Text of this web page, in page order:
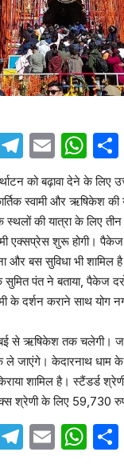
Telegram
Email
को बढ़ावा देने के लिए
स्वामी और ऋषिकेश
स्थलों की यात्रा के लिए
एक्सप्रेस शुरू होगी।
और बस सुविधा भी शामिल
पंत ने बताया, पैकेज
के दर्शन कराने साथ
से ऋषिकेश तक चलेगी।
ले जाएंगे। केदारनाथ धाम
शामिल है। स्टैंडर्ड
श्रेणी के लिए 59,730
Telegram
Email